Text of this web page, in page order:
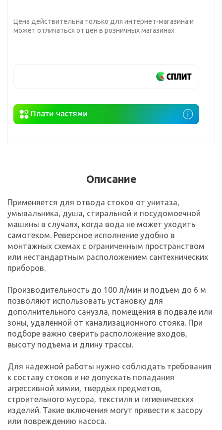
Цена действительна только для интернет-магазина и
может отличаться от цен в розничных магазинах
Описание
Применяется для отвода стоков от унитаза,
умывальника, душа, стиральной и посудомоечной
машины в случаях, когда вода не может уходить
самотеком. Реверсное исполнение удобно в
монтажных схемах с ограниченным пространством
или нестандартным расположением сантехнических
приборов.
Производительность до 100 л/мин и подъем до 6 м
позволяют использовать установку для
дополнительного санузла, помещения в подвале или
зоны, удаленной от канализационного стояка. При
подборе важно сверить расположение входов,
высоту подъема и длину трассы.
Для надежной работы нужно соблюдать требования
к составу стоков и не допускать попадания
агрессивной химии, твердых предметов,
строительного мусора, текстиля и гигиенических
изделий. Такие включения могут привести к засору
или повреждению насоса.